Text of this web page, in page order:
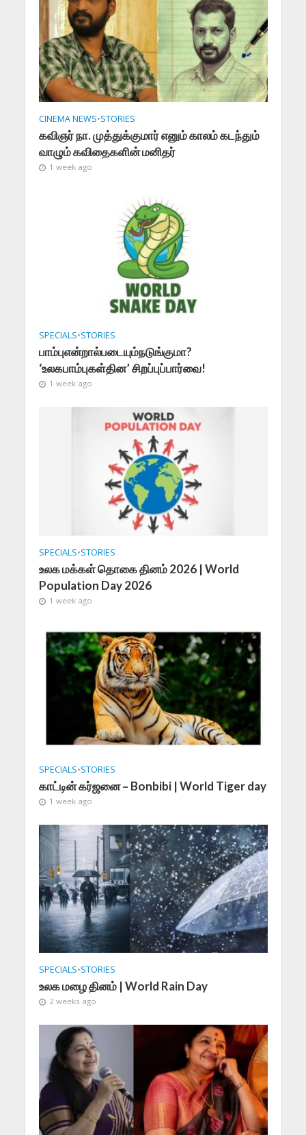
CINEMA NEWS•STORIES
கவிஞர் நா. முத்துக்குமார் எனும் காலம் கடந்தும்
வாழும் கவிதைகளின் மனிதர்
1 week ago
SPECIALS•STORIES
பாம்புஎன்றால்படையும்நடுங்குமா?
‘உலகபாம்புகள்தின’ சிறப்புப்பார்வை!
1 week ago
SPECIALS•STORIES
உலக மக்கள் தொகை தினம் 2026 | World
Population Day 2026
1 week ago
SPECIALS•STORIES
காட்டின் கர்ஜனை – Bonbibi | World Tiger day
1 week ago
SPECIALS•STORIES
உலக மழை தினம் | World Rain Day
2 weeks ago